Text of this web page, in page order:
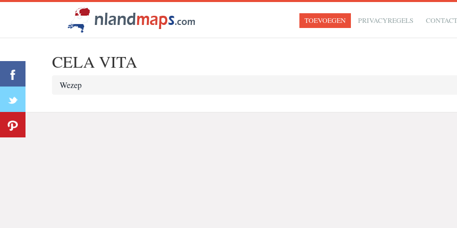
TOEVOEGEN PRIVACYREGELS
CELA VITA
Wezep